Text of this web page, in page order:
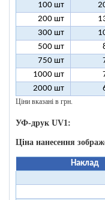
100 шт
200 шт
300 шт
500 шт
750 шт
1000 шт
2000 шт
Ціни вказані в грн.
УФ-друк UV1:
Ціна нанесення
Наклад